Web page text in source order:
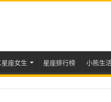
星座女生 星座排行榜 小熊生